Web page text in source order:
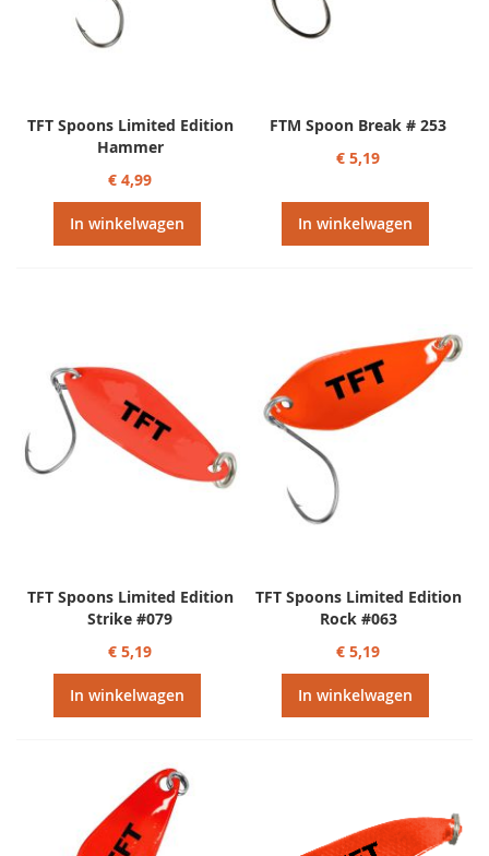
TFT Spoons Limited Edition
Hammer
€ 4,99
In winkelwagen
FTM Spoon Break # 253
€ 5,19
In winkelwagen
TFT Spoons Limited Edition
Strike #079
€ 5,19
In winkelwagen
TFT Spoons Limited Edition
Rock #063
€ 5,19
In winkelwagen